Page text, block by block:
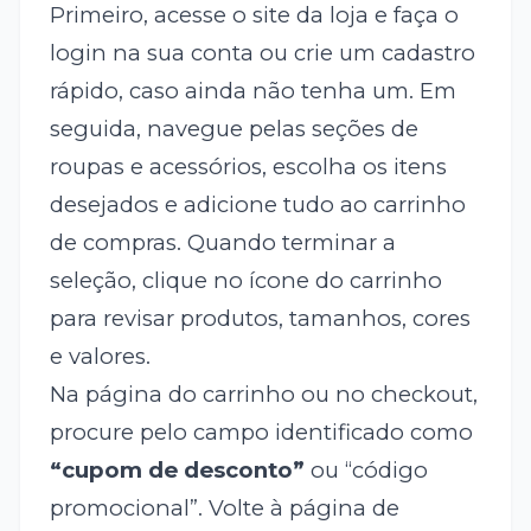
Primeiro, acesse o site da loja e faça o
login na sua conta ou crie um cadastro
rápido, caso ainda não tenha um. Em
seguida, navegue pelas seções de
roupas e acessórios, escolha os itens
desejados e adicione tudo ao carrinho
de compras. Quando terminar a
seleção, clique no ícone do carrinho
para revisar produtos, tamanhos, cores
e valores.
Na página do carrinho ou no checkout,
procure pelo campo identificado como
“cupom de desconto” ou “código
promocional”. Volte à página de